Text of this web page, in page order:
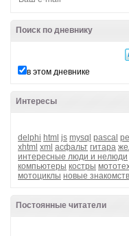
Поиск по дневнику
в этом дневнике
Интересы
delphi html js mysql pascal
xhtml xml асфальт гитара
интересные люди и нелюди
компьютеры костры
мотоциклы новые
Постоянные читатели